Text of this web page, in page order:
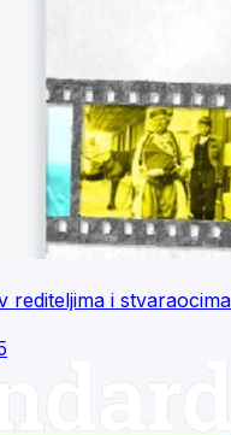
rediteljima i